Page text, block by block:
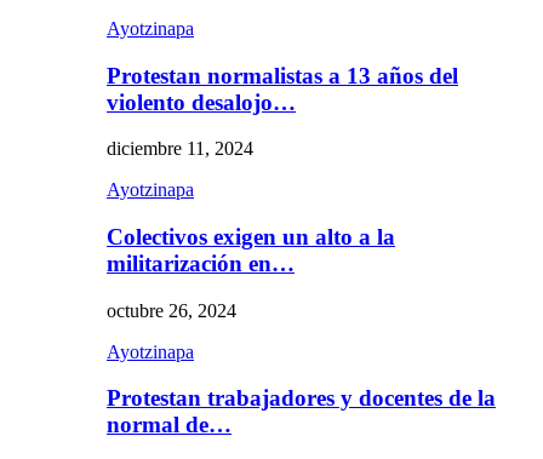
Ayotzinapa
Protestan normalistas a 13 años del
violento desalojo…
diciembre 11, 2024
Ayotzinapa
Colectivos exigen un alto a la
militarización en…
octubre 26, 2024
Ayotzinapa
Protestan trabajadores y docentes de la
normal de…